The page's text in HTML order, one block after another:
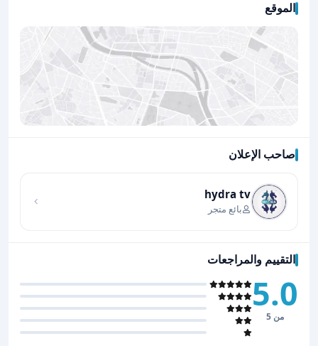
الموقع
صاحب الإعلان
hydra tv
بائع متجر
التقييم والمراجعات
5.0
من 5